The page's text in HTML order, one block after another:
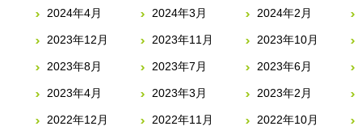
2024年4月 2024年3月 2024年2月
2023年12月 2023年11月 2023年10月
2023年8月 2023年7月 2023年6月
2023年4月 2023年3月 2023年2月
2022年12月 2022年11月 2022年10月